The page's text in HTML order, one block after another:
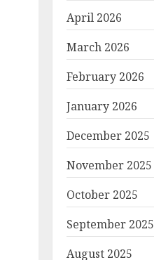
April 2026
March 2026
February 2026
January 2026
December 2025
November 2025
October 2025
September 2025
August 2025